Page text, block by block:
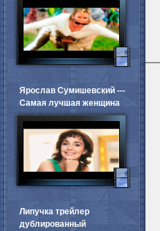
Ярослав Сумишевский ---
Самая лучшая женщина
Липучка трейлер
дублированный